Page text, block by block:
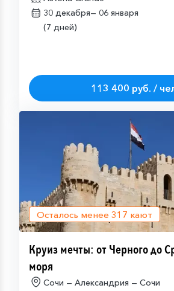
30 декабря— 06 января
(7 дней)
113 400 руб. /
Осталось менее 317 кают
Круиз мечты: от Черного до
моря
Сочи — Александрия — Сочи